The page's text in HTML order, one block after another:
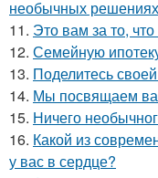
необычных
11. Это вам за то,
12. Семейную
13. Поделитесь
14. Мы посвящаем
15. Ничего
16. Какой из
у вас в сердце?